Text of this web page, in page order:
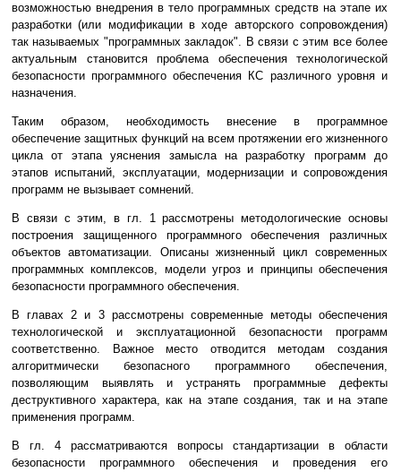
возможностью внедрения в тело программных средств на этапе их
разработки (или модификации в ходе авторского сопровождения)
так называемых "программных закладок". В связи с этим все более
актуальным становится проблема обеспечения технологической
безопасности программного обеспечения КС различного уровня и
назначения.
Таким образом, необходимость внесение в программное
обеспечение защитных функций на всем протяжении его жизненного
цикла от этапа уяснения замысла на разработку программ до
этапов испытаний, эксплуатации, модернизации и сопровождения
программ не вызывает сомнений.
В связи с этим, в гл. 1 рассмотрены методологические основы
построения защищенного программного обеспечения различных
объектов автоматизации. Описаны жизненный цикл современных
программных комплексов, модели угроз и принципы обеспечения
безопасности программного обеспечения.
В главах 2 и 3 рассмотрены современные методы обеспечения
технологической и эксплуатационной безопасности программ
соответственно. Важное место отводится методам создания
алгоритмически безопасного программного обеспечения,
позволяющим выявлять и устранять программные дефекты
деструктивного характера, как на этапе создания, так и на этапе
применения программ.
В гл. 4 рассматриваются вопросы стандартизации в области
безопасности программного обеспечения и проведения его